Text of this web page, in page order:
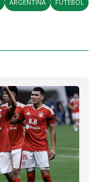
ARGENTINA FUTEBOL